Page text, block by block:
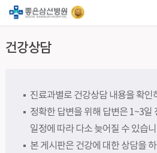
건강상담
진료과별로 건강상담 내용을 확인
정확한 답변을 위해 답변은 1~3일
일정에 따라 다소 늦어질 수 있습
본 게시판은 건강에 대한 상담을